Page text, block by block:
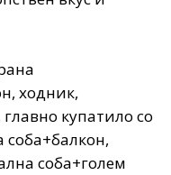
ходник,
купатило со
соба+балкон,
соба+голем